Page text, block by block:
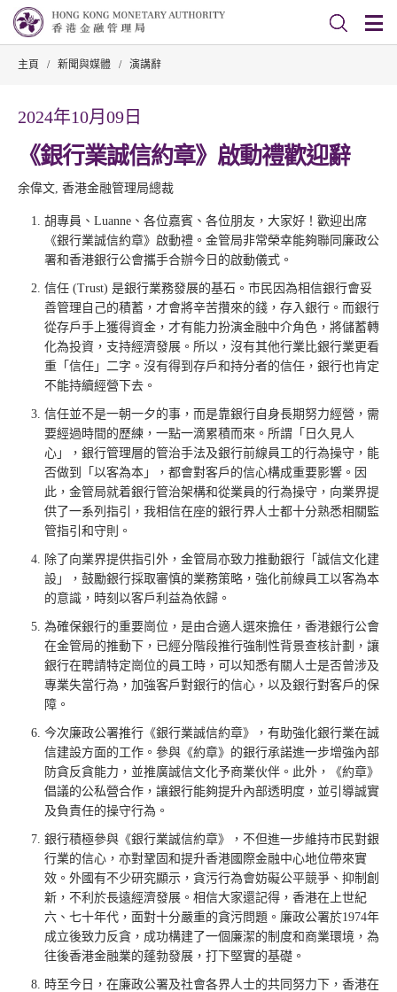
主頁 / 新聞與媒體 / 演講辭
2024年10月09日
《銀行業誠信約章》啟動禮歡迎辭
余偉文, 香港金融管理局總裁
胡專員、Luanne、各位嘉賓、各位朋友，大家好！歡迎出席
《銀行業誠信約章》啟動禮。金管局非常榮幸能夠聯同廉政公
署和香港銀行公會攜手合辦今日的啟動儀式。
信任 (Trust) 是銀行業務發展的基石。市民因為相信銀行會妥
善管理自己的積蓄，才會將辛苦攢來的錢，存入銀行。而銀行
從存戶手上獲得資金，才有能力扮演金融中介角色，將儲蓄轉
化為投資，支持經濟發展。所以，沒有其他行業比銀行業更看
重「信任」二字。沒有得到存戶和持分者的信任，銀行也肯定
不能持續經營下去。
信任並不是一朝一夕的事，而是靠銀行自身長期努力經營，需
要經過時間的歷練，一點一滴累積而來。所謂「日久見人
心」，銀行管理層的管治手法及銀行前線員工的行為操守，能
否做到「以客為本」，都會對客戶的信心構成重要影響。因
此，金管局就着銀行管治架構和從業員的行為操守，向業界提
供了一系列指引，我相信在座的銀行界人士都十分熟悉相關監
管指引和守則。
除了向業界提供指引外，金管局亦致力推動銀行「誠信文化建
設」，鼓勵銀行採取審慎的業務策略，強化前線員工以客為本
的意識，時刻以客戶利益為依歸。
為確保銀行的重要崗位，是由合適人選來擔任，香港銀行公會
在金管局的推動下，已經分階段推行強制性背景查核計劃，讓
銀行在聘請特定崗位的員工時，可以知悉有關人士是否曾涉及
專業失當行為，加強客戶對銀行的信心，以及銀行對客戶的保
障。
今次廉政公署推行《銀行業誠信約章》，有助強化銀行業在誠
信建設方面的工作。參與《約章》的銀行承諾進一步增強內部
防貪反貪能力，並推廣誠信文化予商業伙伴。此外，《約章》
倡議的公私營合作，讓銀行能夠提升內部透明度，並引導誠實
及負責任的操守行為。
銀行積極參與《銀行業誠信約章》，不但進一步維持市民對銀
行業的信心，亦對鞏固和提升香港國際金融中心地位帶來實
效。外國有不少研究顯示，貪污行為會妨礙公平競爭、抑制創
新，不利於長遠經濟發展。相信大家還記得，香港在上世紀
六、七十年代，面對十分嚴重的貪污問題。廉政公署於1974年
成立後致力反貪，成功構建了一個廉潔的制度和商業環境，為
往後香港金融業的蓬勃發展，打下堅實的基礎。
時至今日，在廉政公署及社會各界人士的共同努力下，香港在